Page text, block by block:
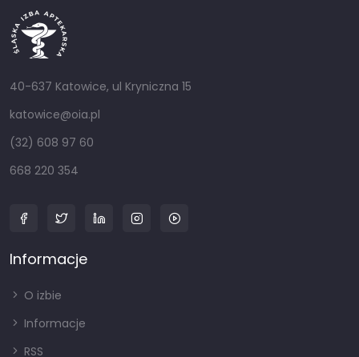
40-637 Katowice, ul Kryniczna 15
katowice@oia.pl
(32) 608 97 60
668 220 354
Informacje
O izbie
Informacje
RSS